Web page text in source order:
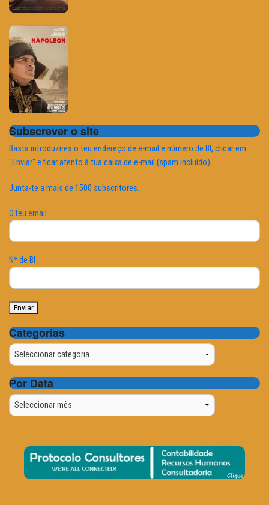
Subscrever o site
Basta introduzires o teu endereço de e-mail e número de BI, clicar em
"Enviar" e ficar atento à tua caixa de e-mail (spam incluído).
Junta-te a mais de 1500 subscritores.
O teu email
Nº de BI
Categorias
Categorias
Por Data
Por
Data